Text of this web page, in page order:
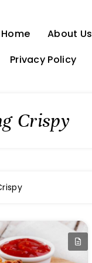
Home About Us
Privacy Policy
Crispy